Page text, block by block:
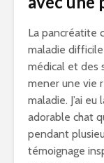
La pancréatite
maladie
médical et des
mener une vie
maladie. J’ai
adorable chat
pendant
témoignage